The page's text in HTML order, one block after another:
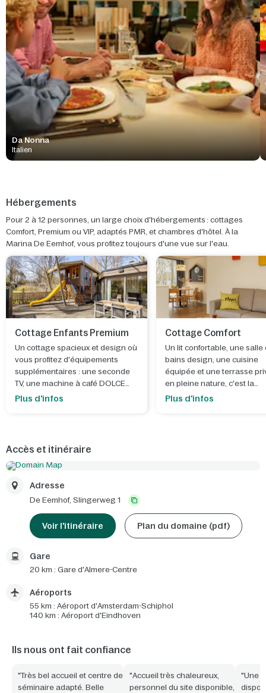
Da Nonna
Italien
Hébergements
Pour 2 à 12 personnes, un large choix d'hébergements : cottages
Comfort, Premium ou VIP, adaptés PMR, et chambres d'hôtel. À la
Marina De Eemhof, vous profitez toujours d'une vue sur l'eau.
Cottage Enfants Premium
Un cottage spacieux et design où
vous profitez d'équipements
supplémentaires : une seconde
TV, une machine à café DOLCE
Gusto et même, dans certains
Plus d'infos
Cottage Comfort
Un lit confortable, une salle
bains design, une cuisine
équipée et une terrasse
en pleine nature, c'est la
meilleure façon de se
Plus d'infos
Accès et itinéraire
Adresse
De Eemhof, Slingerweg 1
Voir l'itinéraire Plan du domaine (pdf)
Gare
20 km : Gare d'Almere-Centre
Aéroports
55 km : Aéroport d'Amsterdam-Schiphol
140 km : Aéroport d'Eindhoven
Ils nous ont fait confiance
"Très bel accueil et centre de
séminaire adapté. Belle
"Accueil très chaleureux,
personnel du site disponible,
"Une